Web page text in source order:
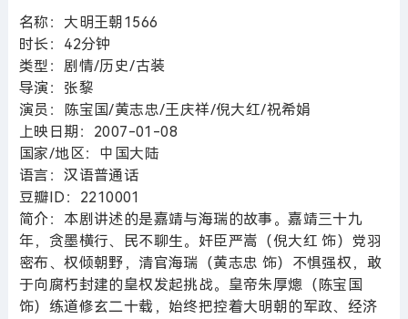
名称：大明王朝1566
时长：42分钟
类型：剧情/历史/古装
导演：张黎
演员：陈宝国/黄志忠/王庆祥/倪大红/祝希娟
上映日期：2007-01-08
国家/地区：中国大陆
语言：汉语普通话
豆瓣ID：2210001
简介：本剧讲述的是嘉靖与海瑞的故事。嘉靖三十九
年，贪墨横行、民不聊生。奸臣严嵩（倪大红 饰）党羽
密布、权倾朝野，清官海瑞（黄志忠 饰）不惧强权，敢
于向腐朽封建的皇权发起挑战。皇帝朱厚熜（陈宝国
饰）练道修玄二十载，始终把控着大明朝的军政、经济